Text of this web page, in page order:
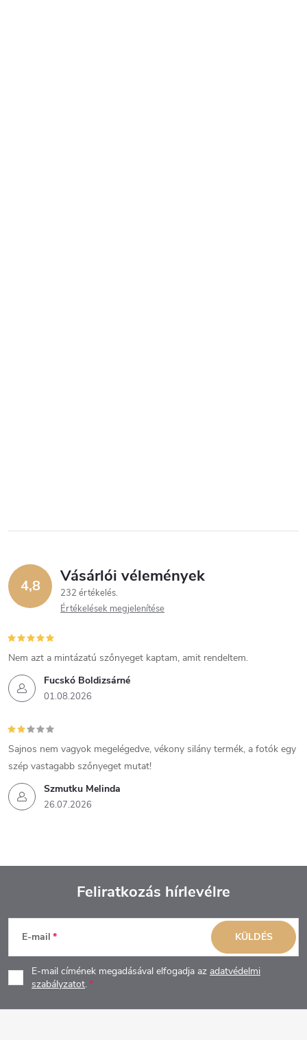
4,8 Vásárlói vélemények
232 értékelés
Értékelések megjelenítése
Fucskó Boldizsárné
01.08.2026
Nem azt a mintázatú szőnyeget kaptam, amit rendeltem.
Szmutku Melinda
26.07.2026
Sajnos nem vagyok megelégedve, vékony silány termék, a fotók egy
szép vastagabb szőnyeget mutat!
L
á
b
Feliratkozás hírlevélre
E-mail
E-mail címének megadásával elfogadja az adatvédelmi
szabályzatot.
KÜLDÉS